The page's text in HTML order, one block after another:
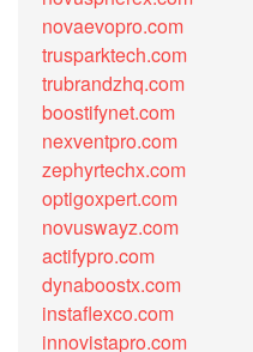
novaevopro.com
trusparktech.com
trubrandzhq.com
boostifynet.com
nexventpro.com
zephyrtechx.com
optigoxpert.com
novuswayz.com
actifypro.com
dynaboostx.com
instaflexco.com
innovistapro.com